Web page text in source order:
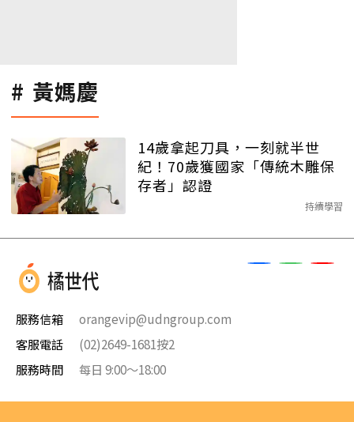
黃媽慶
14歲拿起刀具，一刻就半世
紀！70歲獲國家「傳統木雕保
存者」認證
持續學習
服務信箱
orangevip@udngroup.com
客服電話
(02)2649-1681按2
服務時間
每日 9:00～18:00